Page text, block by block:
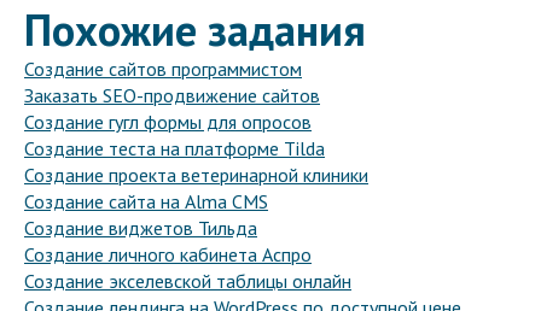
Похожие задания
Создание сайтов программистом
Заказать SEO-продвижение сайтов
Создание гугл формы для опросов
Создание теста на платформе Tilda
Создание проекта ветеринарной клиники
Создание сайта на Alma CMS
Создание виджетов Тильда
Создание личного кабинета Аспро
Создание экселевской таблицы онлайн